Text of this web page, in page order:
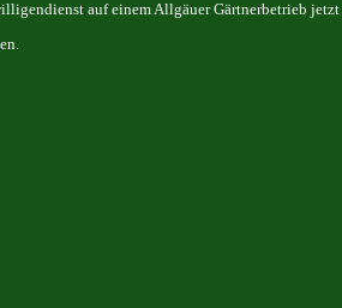
auf einem Allgäuer Gärtnerbetrieb jetzt